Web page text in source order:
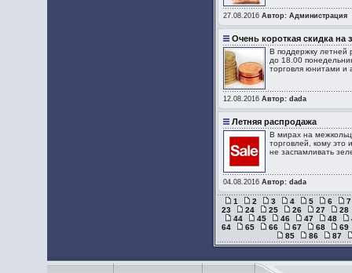
27.08.2016 Автор: Администрация
Очень короткая скидка на
В поддержку летней
до 18.00
торговля юнитами и
12.08.2016 Автор: dada
Летняя распродажа
В мирах на
торговлей, кому это
не заспамливать
04.08.2016 Автор: dada
1 2 3 4 5 6
7
23
24 25 26 27
28
44
45 46 47 48
64
65 66 67 68
69
85
86 87